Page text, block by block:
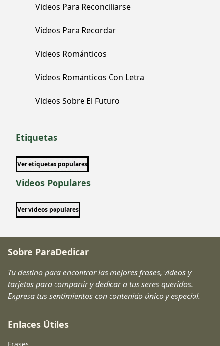
Videos Para Reconciliarse
Videos Para Recordar
Videos Románticos
Videos Románticos Con Letra
Videos Sobre El Futuro
Etiquetas
Ver etiquetas populares
Videos Populares
Ver videos populares
Sobre ParaDedicar
Tu destino para encontrar las mejores frases, videos y
tarjetas para compartir y dedicar a tus seres queridos.
Expresa tus sentimientos con contenido único y especial.
Enlaces Útiles
Frases